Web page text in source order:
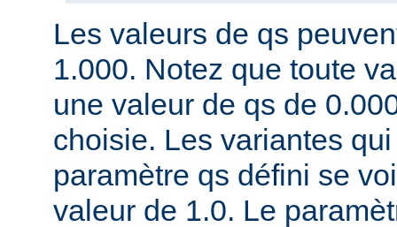
Les valeurs de qs
1.000. Notez que toute
une valeur de qs de
choisie. Les variantes
paramètre qs défini se
valeur de 1.0. Le